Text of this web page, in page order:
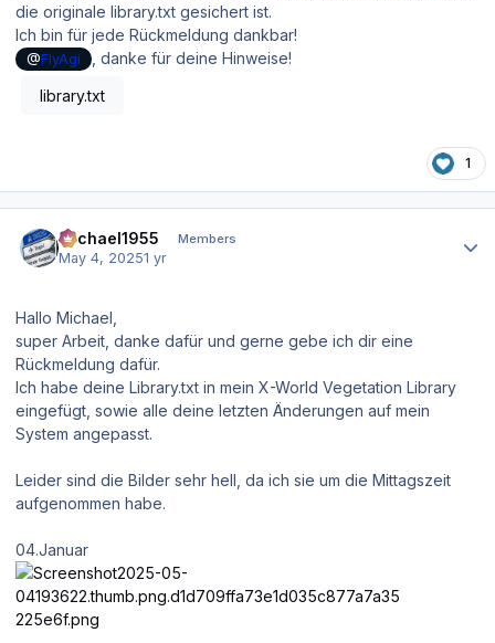
die originale library.txt gesichert ist.
Ich bin für jede Rückmeldung dankbar!
@FlyAgi , danke für deine Hinweise!
library.txt
1
Michael1955 Members
May 4, 20251 yr
Hallo Michael,
super Arbeit, danke dafür und gerne gebe ich dir eine
Rückmeldung dafür.
Ich habe deine Library.txt in mein X-World Vegetation Library
eingefügt, sowie alle deine letzten Änderungen auf mein
System angepasst.
Leider sind die Bilder sehr hell, da ich sie um die Mittagszeit
aufgenommen habe.
04.Januar